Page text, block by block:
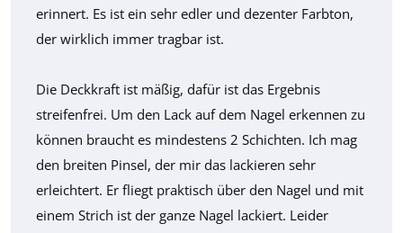
erinnert. Es ist ein sehr edler und dezenter Farbton,
der wirklich immer tragbar ist.
Die Deckkraft ist mäßig, dafür ist das Ergebnis
streifenfrei. Um den Lack auf dem Nagel erkennen zu
können braucht es mindestens 2 Schichten. Ich mag
den breiten Pinsel, der mir das lackieren sehr
erleichtert. Er fliegt praktisch über den Nagel und mit
einem Strich ist der ganze Nagel lackiert. Leider